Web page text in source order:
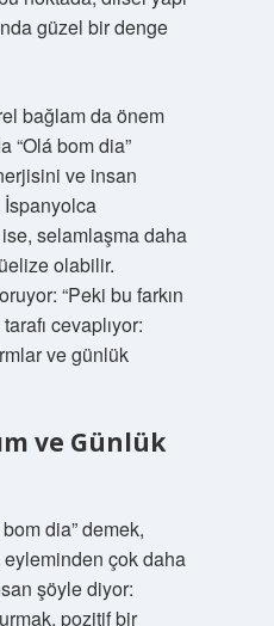
güzel bir denge
bağlam da önem
“Olá bom dia”
ve insan
İspanyolca
selamlaşma daha
olabilir.
“Peki bu farkın
cevaplıyor:
ve günlük
ve Günlük
dia” demek,
çok daha
şöyle diyor:
pozitif bir